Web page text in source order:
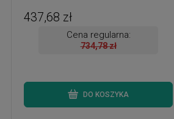
437,68 zł
Cena regularna:
734,78 zł
DO KOSZYKA